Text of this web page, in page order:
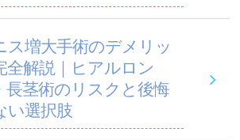
ス増大手術のデメリッ
全解説｜ヒアルロン
長茎術のリスクと後悔
い選択肢